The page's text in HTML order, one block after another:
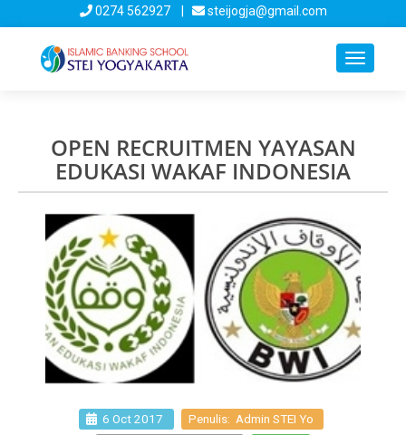
0274 562927 | steijogja@gmail.com
Toggle
OPEN RECRUITMEN YAYASAN
EDUKASI WAKAF INDONESIA
6 Oct 2017
Penulis: Admin STEI Yo